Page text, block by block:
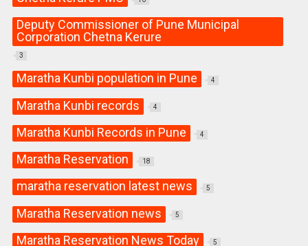
Deputy Commissioner of Pune Municipal
Corporation Chetna Kerure
3
Maratha Kunbi population in Pune 4
Maratha Kunbi records 4
Maratha Kunbi Records in Pune 4
Maratha Reservation 18
maratha reservation latest news 5
Maratha Reservation news 5
Maratha Reservation News Today 5